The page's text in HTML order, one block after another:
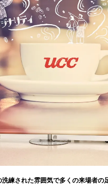
練された雰囲気で多くの来場者の